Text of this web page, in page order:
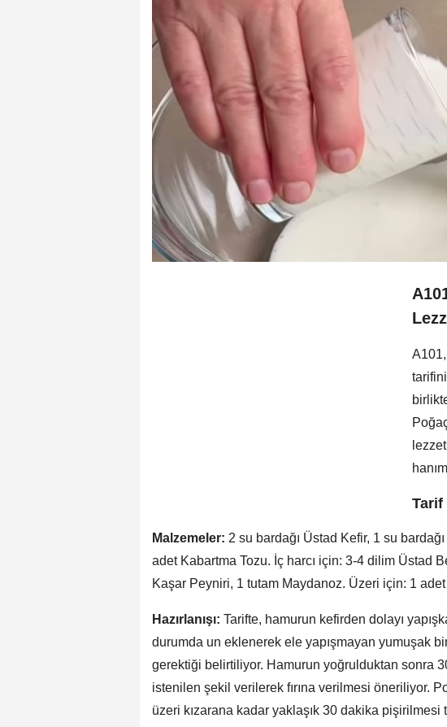
Tarif
Malzemeler: 2 su bardağı Üstad Kefir, 1 su
adet Kabartma Tozu. İç harcı için: 3-4 dilim Üstad
Kaşar Peyniri, 1 tutam Maydanoz. Üzeri için: 1 adet
Hazırlanışı: Tarifte, hamurun kefirden dolayı
durumda un eklenerek ele yapışmayan yumuşak
gerektiği belirtiliyor. Hamurun yoğrulduktan sonra
istenilen şekil verilerek fırına verilmesi öneriliyor.
üzeri kızarana kadar yaklaşık 30 dakika pişirilmesi